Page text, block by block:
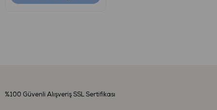
%100 Güvenli Alışveriş SSL Sertifikası